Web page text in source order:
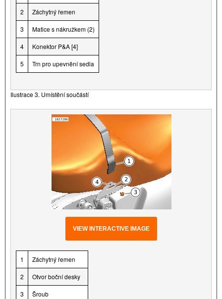
2 Záchytný řemen
3 Matice s nákružkem (2)
4 Konektor P&A [4]
5 Trn pro upevnění sedla
Ilustrace 3. Umístění součástí
VIEW INTERACTIVE IMAGE
1 Záchytný řemen
2 Otvor boční desky
3 Šroub